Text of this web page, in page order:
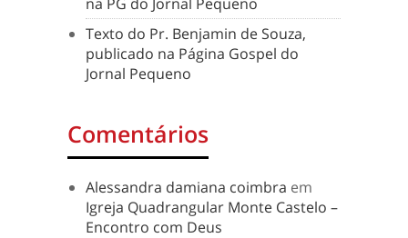
Texto do Pr. Benjamin de Souza,
publicado na Página Gospel do
Jornal Pequeno
Comentários
Alessandra damiana coimbra em
Igreja Quadrangular Monte Castelo –
Encontro com Deus